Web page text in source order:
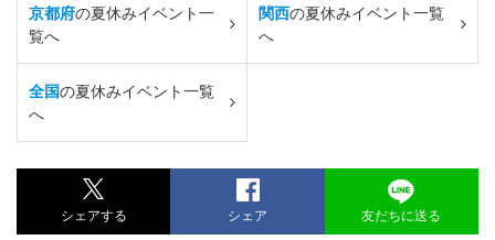
京都府の夏休みイベント一
覧へ
関西の夏休みイベント一覧
へ
全国の夏休みイベント一覧
へ
シェアする シェア 友だちに送る